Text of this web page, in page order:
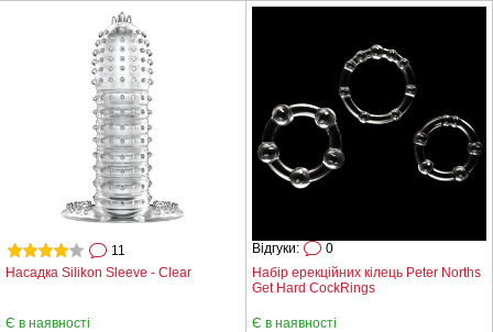
Насадка Silikon Sleeve - Clear
11
Є в наявності
Набір ерекційних кілець Peter Norths
Get Hard CockRings
Відгуки: 0
Є в наявності